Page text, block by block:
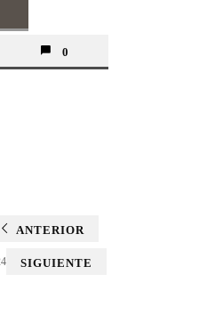
0
ANTERIOR
SIGUIENTE